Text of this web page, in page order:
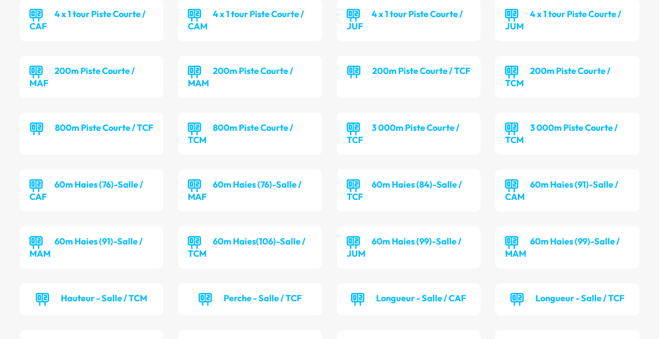
4 x 1 tour Piste Courte /
CAF
4 x 1 tour Piste Courte /
CAM
4 x 1 tour Piste Courte /
JUF
4 x 1 tour Piste Courte /
JUM
200m Piste Courte /
MAF
200m Piste Courte /
MAM
200m Piste Courte / TCF
200m Piste Courte /
TCM
800m Piste Courte / TCF
800m Piste Courte /
TCM
3 000m Piste Courte /
TCF
3 000m Piste Courte /
TCM
60m Haies (76)-Salle /
CAF
60m Haies (76)-Salle /
MAF
60m Haies (84)-Salle /
TCF
60m Haies (91)-Salle /
CAM
60m Haies (91)-Salle /
MAM
60m Haies(106)-Salle /
TCM
60m Haies (99)-Salle /
JUM
60m Haies (99)-Salle /
MAM
Hauteur - Salle / TCM Perche - Salle / TCF Longueur - Salle / CAF Longueur - Salle / TCF